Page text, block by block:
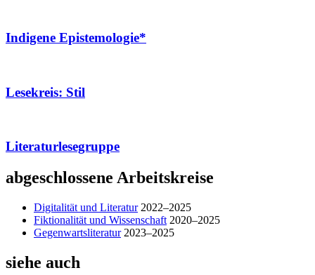
Indigene Epistemologie*
Lesekreis: Stil
Literaturlesegruppe
abgeschlossene Arbeitskreise
Digitalität und Literatur2022–2025
Fiktionalität und Wissenschaft 2020–2025
Gegenwartsliteratur2023–2025
siehe auch